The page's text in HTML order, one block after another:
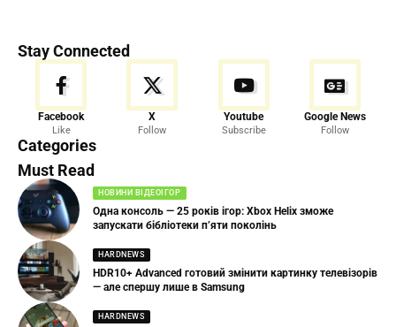
Stay Connected
Facebook
Like
X
Follow
Youtube
Subscribe
Google News
Follow
Categories
Must Read
НОВИНИ ВІДЕОІГОР
Одна консоль — 25 років ігор: Xbox Helix зможе
запускати бібліотеки п’яти поколінь
HARDNEWS
HDR10+ Advanced готовий змінити картинку телевізорів
— але спершу лише в Samsung
HARDNEWS